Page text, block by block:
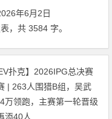
年6月2日
，共 3584 字。